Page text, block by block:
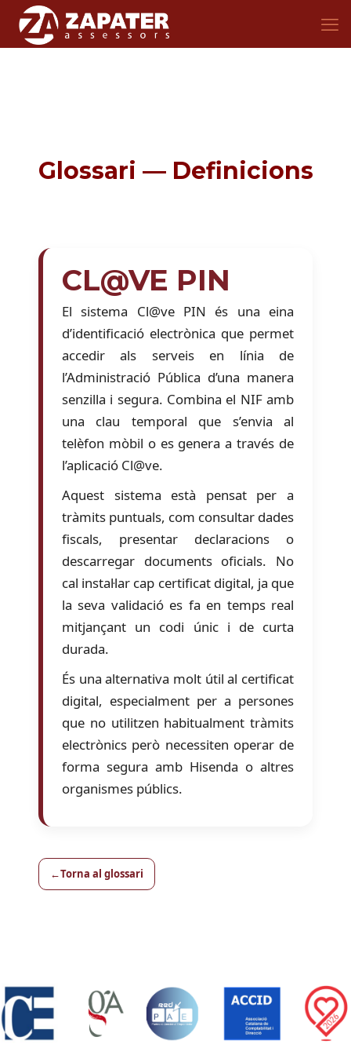
Glossari — Definicions
CL@VE PIN
El sistema Cl@ve PIN és una eina
d’identificació electrònica que permet
accedir als serveis en línia de
l’Administració Pública d’una manera
senzilla i segura. Combina el NIF amb
una clau temporal que s’envia al
telèfon mòbil o es genera a través de
l’aplicació Cl@ve.
Aquest sistema està pensat per a
tràmits puntuals, com consultar dades
fiscals, presentar declaracions o
descarregar documents oficials. No
cal instal·lar cap certificat digital, ja que
la seva validació es fa en temps real
mitjançant un codi únic i de curta
durada.
És una alternativa molt útil al certificat
digital, especialment per a persones
que no utilitzen habitualment tràmits
electrònics però necessiten operar de
forma segura amb Hisenda o altres
organismes públics.
Torna al glossari